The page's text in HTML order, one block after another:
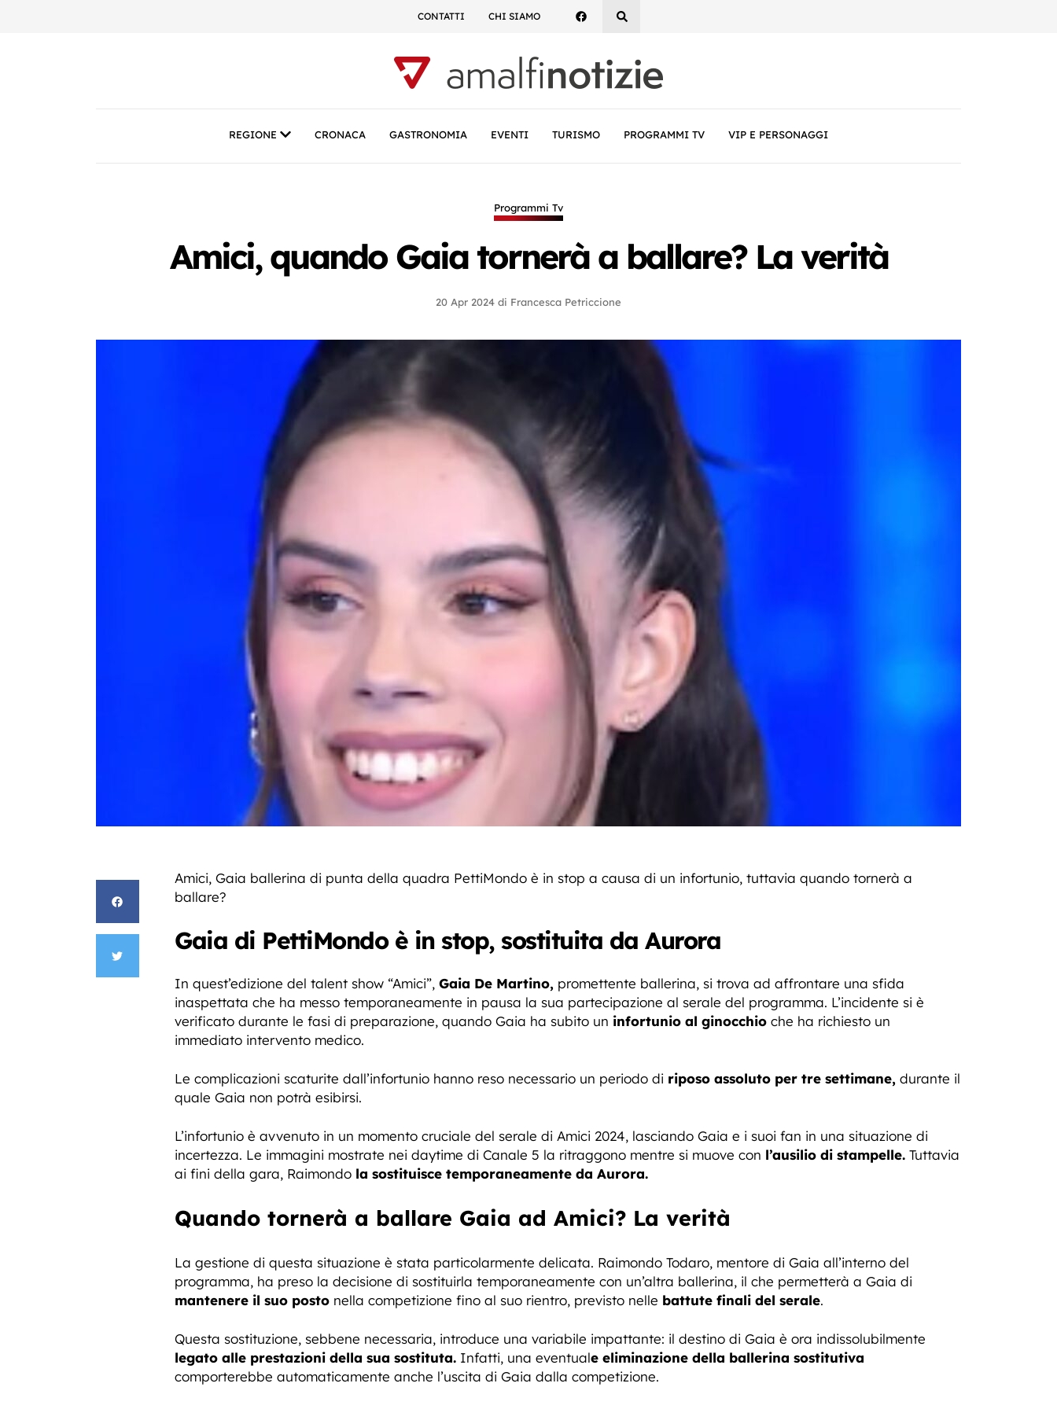
CONTATTI CHI SIAMO
REGIONE CRONACA GASTRONOMIA EVENTI TURISMO PROGRAMMI TV VIP E PERSONAGGI
Programmi Tv
Amici, quando Gaia tornerà a ballare? La verità
20 Apr 2024 di Francesca Petriccione
Amici, Gaia ballerina di punta della quadra PettiMondo è in stop a causa di un infortunio, tuttavia quando tornerà a
ballare?
Gaia di PettiMondo è in stop, sostituita da Aurora
In quest’edizione del talent show “Amici”, Gaia De Martino, promettente ballerina, si trova ad affrontare una sfida
inaspettata che ha messo temporaneamente in pausa la sua partecipazione al serale del programma. L’incidente si è
verificato durante le fasi di preparazione, quando Gaia ha subito un infortunio al ginocchio che ha richiesto un
immediato intervento medico.
Le complicazioni scaturite dall’infortunio hanno reso necessario un periodo di riposo assoluto per tre settimane, durante il
quale Gaia non potrà esibirsi.
L’infortunio è avvenuto in un momento cruciale del serale di Amici 2024, lasciando Gaia e i suoi fan in una situazione di
incertezza. Le immagini mostrate nei daytime di Canale 5 la ritraggono mentre si muove con l’ausilio di stampelle. Tuttavia
ai fini della gara, Raimondo la sostituisce temporaneamente da Aurora.
Quando tornerà a ballare Gaia ad Amici? La verità
La gestione di questa situazione è stata particolarmente delicata. Raimondo Todaro, mentore di Gaia all’interno del
programma, ha preso la decisione di sostituirla temporaneamente con un’altra ballerina, il che permetterà a Gaia di
mantenere il suo posto nella competizione fino al suo rientro, previsto nelle battute finali del serale.
Questa sostituzione, sebbene necessaria, introduce una variabile impattante: il destino di Gaia è ora indissolubilmente
legato alle prestazioni della sua sostituta. Infatti, una eventuale eliminazione della ballerina sostitutiva
comporterebbe automaticamente anche l’uscita di Gaia dalla competizione.